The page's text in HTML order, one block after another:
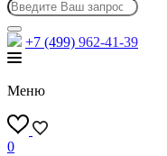
+7 (499) 962-41-39
Меню
0